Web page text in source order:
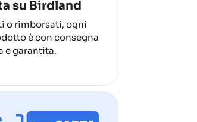
su Birdland
o rimborsati, ogni
è con consegna
e garantita.